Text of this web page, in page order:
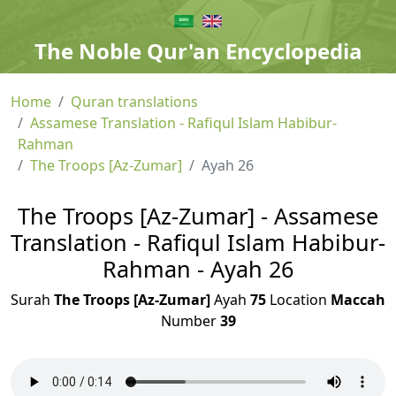
The Noble Qur'an Encyclopedia
Home
Quran translations
Assamese Translation - Rafiqul Islam Habibur-
Rahman
The Troops [Az-Zumar]
Ayah 26
The Troops [Az-Zumar] - Assamese
Translation - Rafiqul Islam Habibur-
Rahman - Ayah 26
Surah The Troops [Az-Zumar]Ayah 75 Location Maccah
Number39